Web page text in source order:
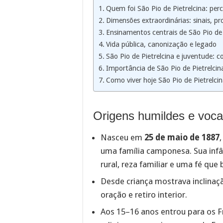
Quem foi São Pio de Pietrelcina:
Dimensões extraordinárias: sinais,
Ensinamentos centrais de São Pio
Vida pública, canonização e legado
São Pio de Pietrelcina e juventude:
Importância de São Pio de
Como viver hoje São Pio de
Origens humildes e
Nasceu em 25 de maio de 1887
uma família camponesa. Sua
rural, reza familiar e uma fé
Desde criança mostrava
oração e retiro interior.
Aos 15–16 anos entrou para os